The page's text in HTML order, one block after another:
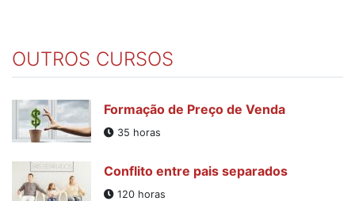
OUTROS CURSOS
Formação de Preço de Venda
35 horas
Conflito entre pais separados
120 horas